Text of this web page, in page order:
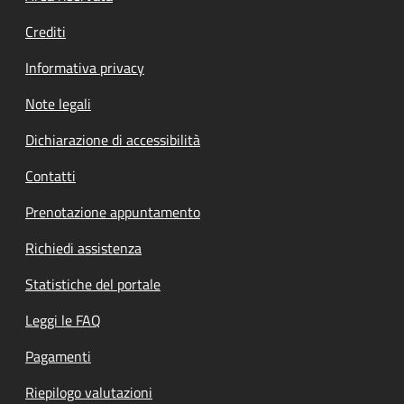
Crediti
Informativa privacy
Note legali
Dichiarazione di accessibilità
Contatti
Prenotazione appuntamento
Richiedi assistenza
Statistiche del portale
Leggi le FAQ
Pagamenti
Riepilogo valutazioni